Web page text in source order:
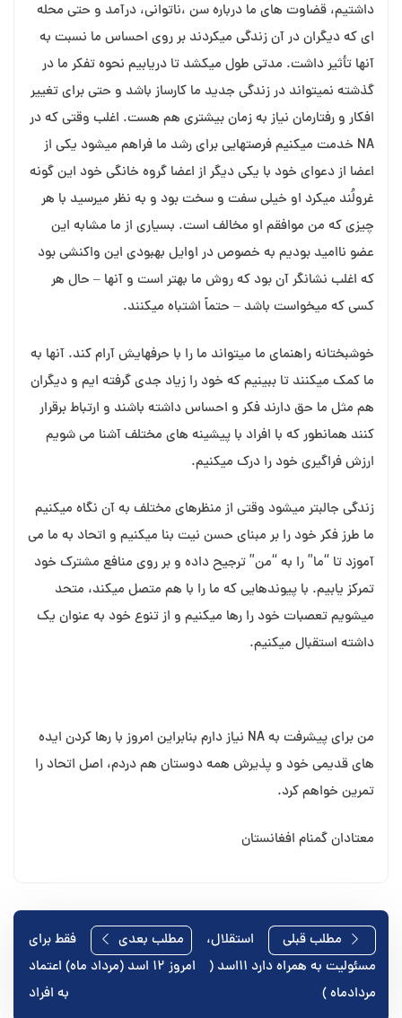
داشتیم، قضاوت های ما درباره سن ،ناتوانی، درآمد و حتی محله
ای که دیگران در آن زندگی میکردند بر روی احساس ما نسبت به
آنها تأثیر داشت. مدتى طول میکشد تا دریابیم نحوه تفکر ما در
گذشته نمیتواند در زندگی جدید ما کارساز باشد و حتی برای تغییر
افکار و رفتارمان نیاز به زمان بیشتری هم هست. اغلب وقتی که در
NA خدمت میکنیم فرصتهایی برای رشد ما فراهم میشود یکی از
اعضا از دعوای خود با یکی دیگر از اعضا گروه خانگی خود این گونه
غرولُند میکرد او خیلی سفت و سخت بود و به نظر میرسید با هر
چیزی که من موافقم او مخالف است. بسیاری از ما مشابه این
عضو ناامید بودیم به خصوص در اوایل بهبودی این واکنشی بود
که اغلب نشانگر آن بود که روش ما بهتر است و آنها – حال هر
کسی که میخواست باشد – حتماً اشتباه میکنند.
خوشبختانه راهنمای ما میتواند ما را با حرفهایش آرام کند. آنها به
ما کمک میکنند تا ببینیم که خود را زیاد جدی گرفته ایم و دیگران
هم مثل ما حق دارند فکر و احساس داشته باشند و ارتباط برقرار
کنند همانطور که با افراد با پیشینه های مختلف آشنا می شویم
ارزش فراگیری خود را درک میکنیم.
زندگی جالبتر میشود وقتی از منظرهای مختلف به آن نگاه میکنیم
ما طرز فکر خود را بر مبنای حسن نیت بنا میکنیم و اتحاد به ما می
آموزد تا “ما” را به “من” ترجیح داده و بر روی منافع مشترک خود
تمرکز یابیم. با پیوندهایی که ما را با هم متصل میکند، متحد
میشویم تعصبات خود را رها میکنیم و از تنوع خود به عنوان یک
داشته استقبال میکنیم.
من برای پیشرفت به NA نیاز دارم بنابراین امروز با رها کردن ایده
های قدیمی خود و پذیرش همه دوستان هم دردم، اصل اتحاد را
تمرین خواهم کرد.
معتادان گمنام افغانستان
راهبری
نوشته
مطلب قبلی
استقلال،
مسئولیت به همراه دارد ۱۱اسد (
مردادماه )
مطلب بعدی
فقط برای
امروز ۱۲ اسد (مرداد ماه) اعتماد
به افراد